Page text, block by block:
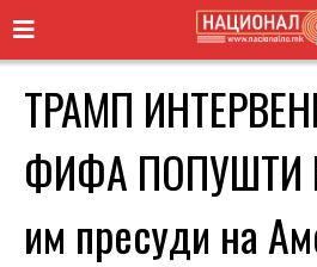
ТРАМП
ФИФА ПОПУШТИ
им пресуди на